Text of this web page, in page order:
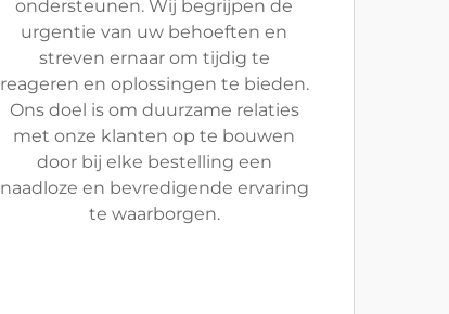
ondersteunen. Wij begrijpen de
urgentie van uw behoeften en
streven ernaar om tijdig te
reageren en oplossingen te bieden.
Ons doel is om duurzame relaties
met onze klanten op te bouwen
door bij elke bestelling een
naadloze en bevredigende ervaring
te waarborgen.